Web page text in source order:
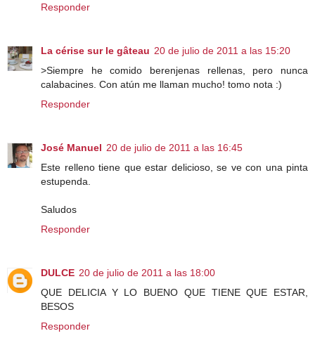
Responder
La cérise sur le gâteau 20 de julio de 2011 a las 15:20
>Siempre he comido berenjenas rellenas, pero nunca
calabacines. Con atún me llaman mucho! tomo nota :)
Responder
José Manuel 20 de julio de 2011 a las 16:45
Este relleno tiene que estar delicioso, se ve con una pinta
estupenda.
Saludos
Responder
DULCE 20 de julio de 2011 a las 18:00
QUE DELICIA Y LO BUENO QUE TIENE QUE ESTAR,
BESOS
Responder